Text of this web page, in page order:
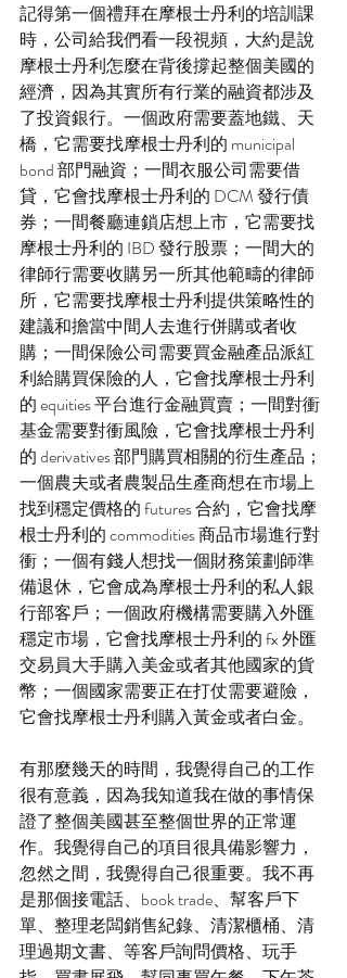
記得第一個禮拜在摩根士丹利的培訓課
時，公司給我們看一段視頻，大約是說
摩根士丹利怎麼在背後撐起整個美國的
經濟，因為其實所有行業的融資都涉及
了投資銀行。一個政府需要蓋地鐵、天
橋，它需要找摩根士丹利的 municipal
bond 部門融資；一間衣服公司需要借
貸，它會找摩根士丹利的 DCM 發行債
券；一間餐廳連鎖店想上市，它需要找
摩根士丹利的 IBD 發行股票；一間大的
律師行需要收購另一所其他範疇的律師
所，它需要找摩根士丹利提供策略性的
建議和擔當中間人去進行併購或者收
購；一間保險公司需要買金融產品派紅
利給購買保險的人，它會找摩根士丹利
的 equities 平台進行金融買賣；一間對衝
基金需要對衝風險，它會找摩根士丹利
的 derivatives 部門購買相關的衍生產品；
一個農夫或者農製品生產商想在市場上
找到穩定價格的 futures 合約，它會找摩
根士丹利的 commodities 商品市場進行對
衝；一個有錢人想找一個財務策劃師準
備退休，它會成為摩根士丹利的私人銀
行部客戶；一個政府機構需要購入外匯
穩定市場，它會找摩根士丹利的 fx 外匯
交易員大手購入美金或者其他國家的貨
幣；一個國家需要正在打仗需要避險，
它會找摩根士丹利購入黃金或者白金。
有那麼幾天的時間，我覺得自己的工作
很有意義，因為我知道我在做的事情保
證了整個美國甚至整個世界的正常運
作。我覺得自己的項目很具備影響力，
忽然之間，我覺得自己很重要。我不再
是那個接電話、book trade、幫客戶下
單、整理老闆銷售紀錄、清潔櫃桶、清
理過期文書、等客戶詢問價格、玩手